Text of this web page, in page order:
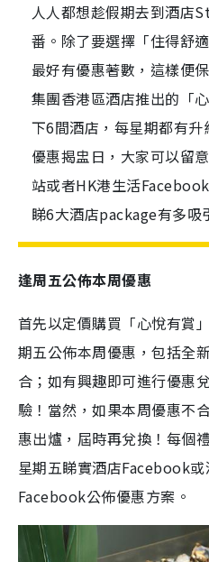
人人都想趁假期去到酒店
番。除了要選擇「住得舒
最好有優惠著數，這樣便
集團香港區酒店推出的「
下6間酒店，每星期都有
優惠揭盅日，大家可以留
站或者HK港生活
睇6大酒店package有多吸
逢周五公佈本周優惠
首先以定價購買「心悅有賞
期五公佈本周優惠，包括全
合；如有興趣即可進行優惠
驗！當然，如果本周優惠不
惠出爐，屆時再兌換！每個
星期五睇實酒店Facebook
Facebook公佈優惠方案。